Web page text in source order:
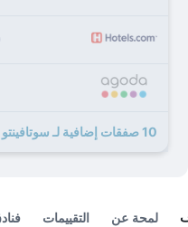
10 صفقات إضافية لـ سوتافينتو بيتش كلوب
لمحة عن التقييمات